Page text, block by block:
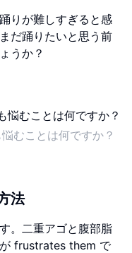
りが難しすぎると感
だ踊りたいと思う前
うか？
むことは何ですか？
法
。二重アゴと腹部脂
frustrates them で